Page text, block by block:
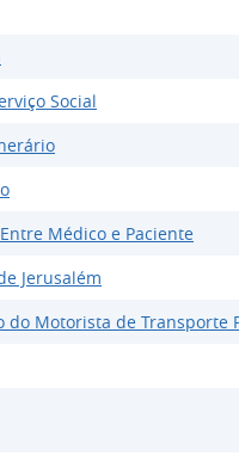
Social
Médico e Paciente
Jerusalém
do Motorista de Transporte